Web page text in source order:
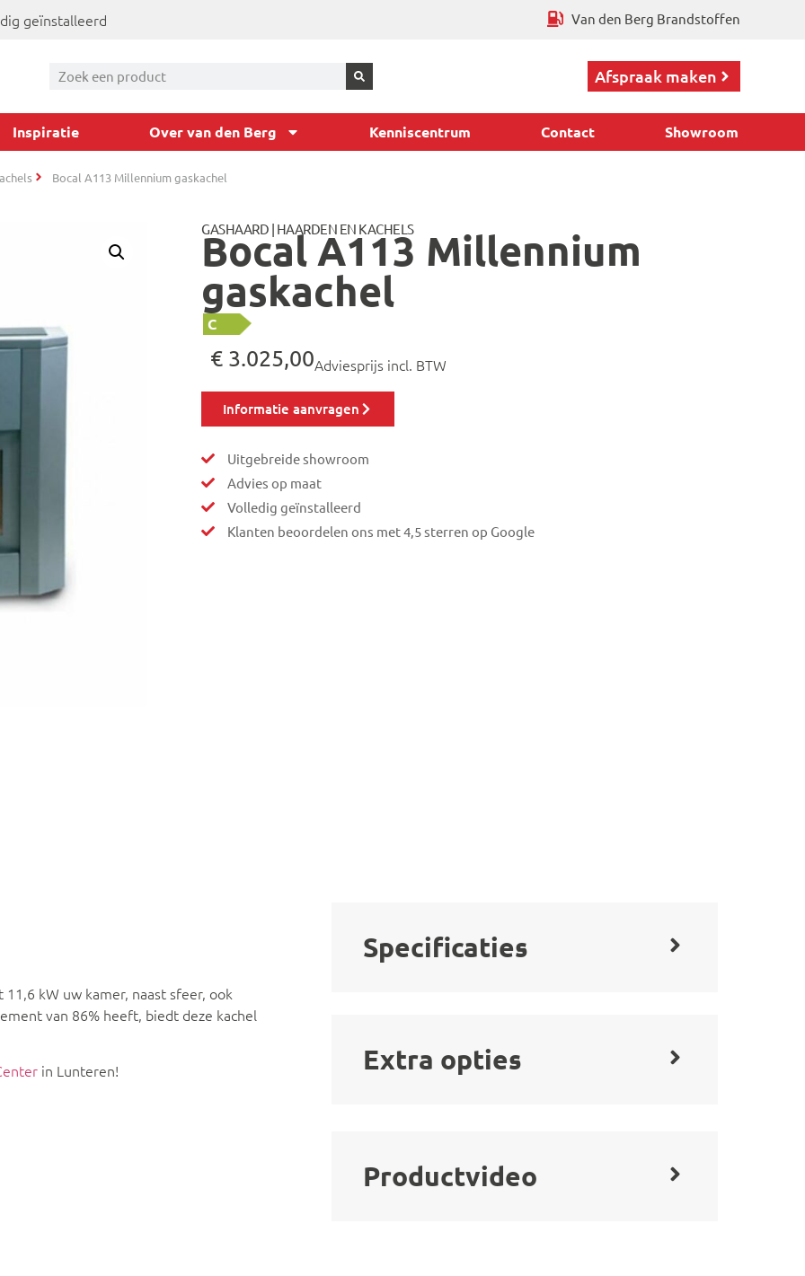
geïnstalleerd Van den Berg Brandstoffen
Afspraak maken
Inspiratie Over van den Berg Kenniscentrum Contact Showroom
Bocal A113 Millennium gaskachel
GASHAARD | HAARDEN EN KACHELS
Bocal A113 Millennium
gaskachel
C
€ 3.025,00Adviesprijs incl. BTW
Informatie aanvragen
Uitgebreide showroom
Advies op maat
Volledig geïnstalleerd
Klanten beoordelen ons met 4,5 sterren op Google
kW uw kamer, naast sfeer, ook
van 86% heeft, biedt deze kachel
in Lunteren!
Specificaties
Extra opties
Productvideo